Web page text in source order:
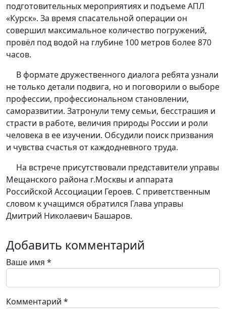
подготовительных мероприятиях и подъеме АПЛ
«Курск». За время спасательной операции он
совершил максимальное количество погружений,
провёл под водой на глубине 100 метров более 870
часов.
В формате дружественного диалога ребята узнали
не только детали подвига, но и поговорили о выборе
профессии, профессиональном становлении,
саморазвитии. Затронули тему семьи, бесстрашия и
страсти в работе, величия природы России и роли
человека в ее изучении. Обсудили поиск призвания
и чувства счастья от каждодневного труда.
На встрече присутствовали представители управы
Мещанского района г.Москвы и аппарата
Российской Ассоциации Героев. С приветственным
словом к учащимся обратился Глава управы
Дмитрий Николаевич Башаров.
Добавить комментарий
Ваше имя *
Комментарий *